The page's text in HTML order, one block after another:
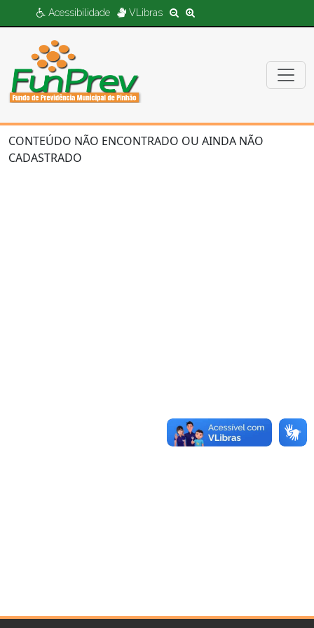
Acessibilidade VLibras
CONTEÚDO NÃO ENCONTRADO OU AINDA NÃO
CADASTRADO